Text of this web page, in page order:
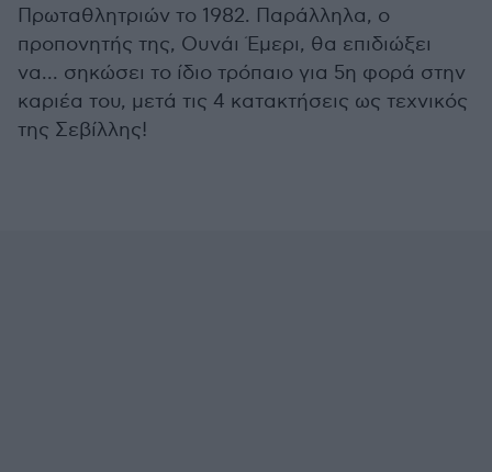
Πρωταθλητριών το 1982. Παράλληλα, ο
προπονητής της, Ουνάι Έμερι, θα επιδιώξει
να... σηκώσει το ίδιο τρόπαιο για 5η φορά στην
καριέα του, μετά τις 4 κατακτήσεις ως τεχνικός
της Σεβίλλης!